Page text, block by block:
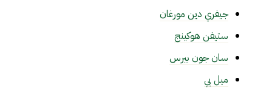
جيفري دين مورغان
ستيفن هوكينج
سان جون بيرس
ميل بي